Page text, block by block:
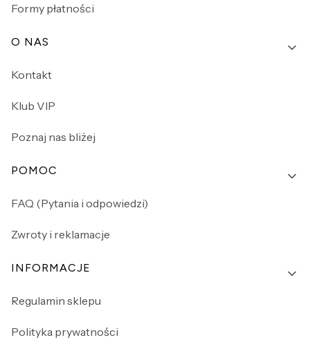
Formy płatności
O NAS
Kontakt
Klub VIP
Poznaj nas bliżej
POMOC
FAQ (Pytania i odpowiedzi)
Zwroty i reklamacje
INFORMACJE
Regulamin sklepu
Polityka prywatności